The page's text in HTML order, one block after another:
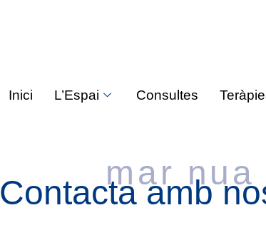
Inici L’Espai Consultes
mar nua
Contacta amb